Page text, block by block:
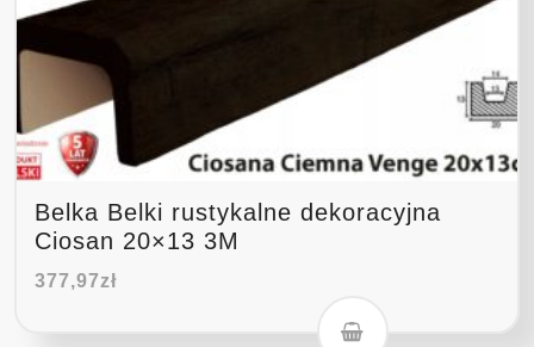
Belka Belki rustykalne dekoracyjna
Ciosan 20×13 3M
377,97zł